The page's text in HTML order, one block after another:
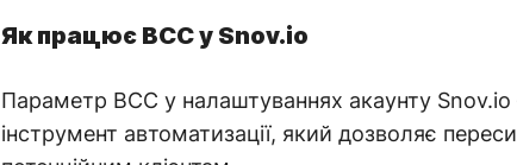
Як працює BCC у Snov.io
Параметр BCC у налаштуваннях акаунту
інструмент автоматизації, який дозволяє